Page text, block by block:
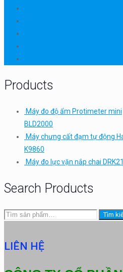
Products
Máy đo độ ẩm Protimeter mini
BLD2000
Máy chưng cất đạm tự động
K9860
Máy đo lực vặn nắp chai
Search Products
Tìm
Tìm
LIÊN HỆ